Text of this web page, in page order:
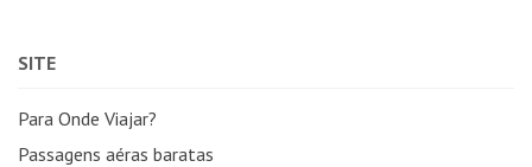
SITE
Para Onde Viajar?
Passagens aéras baratas